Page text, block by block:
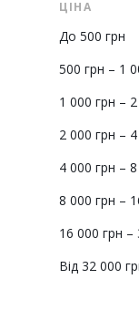
ЦІНА
До 500 грн
500 грн – 1
1 000 грн –
2 000 грн –
4 000 грн –
8 000 грн –
16 000 грн –
Від 32 000